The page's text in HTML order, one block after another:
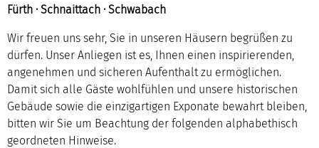
Fürth · Schnaittach · Schwabach
Wir freuen uns sehr, Sie in unseren Häusern begrüßen zu
dürfen. Unser Anliegen ist es, Ihnen einen inspirierenden,
angenehmen und sicheren Aufenthalt zu ermöglichen.
Damit sich alle Gäste wohlfühlen und unsere historischen
Gebäude sowie die einzigartigen Exponate bewahrt bleiben,
bitten wir Sie um Beachtung der folgenden alphabethisch
geordneten Hinweise.